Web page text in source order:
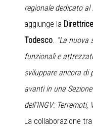
regionale dedicato al
aggiunge la
Todesco. "La nuova
funzionali e
sviluppare ancora di
avanti in una
dell’INGV: Terremoti,
La collaborazione tra